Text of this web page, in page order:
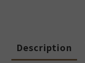
Description